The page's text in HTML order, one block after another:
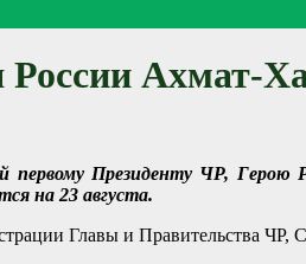
России Ахмат-
первому Президенту ЧР,
на 23 августа.
Главы и Правительства ЧР,